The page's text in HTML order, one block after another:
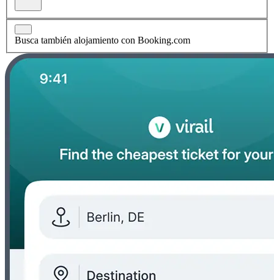
Busca también alojamiento con Booking.com